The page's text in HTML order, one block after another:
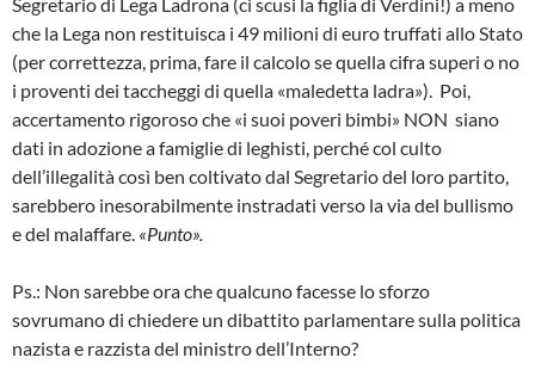
che la Lega non restituisca i 49 milioni di euro truffati allo Stato
(per correttezza, prima, fare il calcolo se quella cifra superi o no
i proventi dei taccheggi di quella «maledetta ladra»). Poi,
accertamento rigoroso che «i suoi poveri bimbi» NON siano
dati in adozione a famiglie di leghisti, perché col culto
dell’illegalità così ben coltivato dal Segretario del loro partito,
sarebbero inesorabilmente instradati verso la via del bullismo
e del malaffare. «Punto».
Ps.: Non sarebbe ora che qualcuno facesse lo sforzo
sovrumano di chiedere un dibattito parlamentare sulla politica
nazista e razzista del ministro dell’Interno?